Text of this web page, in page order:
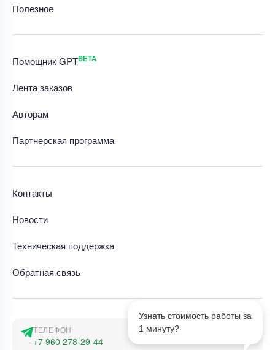
Узнать стоимость работы за
1 минуту?
Полезное
Помощник GPTBETA
Лента заказов
Авторам
Партнерская программа
Контакты
Новости
Техническая поддержка
Обратная связь
ТЕЛЕФОН
+7 960 278-29-44